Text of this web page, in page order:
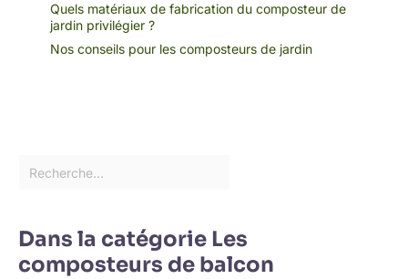
Quels matériaux de fabrication du composteur de
jardin privilégier ?
Nos conseils pour les composteurs de jardin
Dans la catégorie Les
composteurs de balcon